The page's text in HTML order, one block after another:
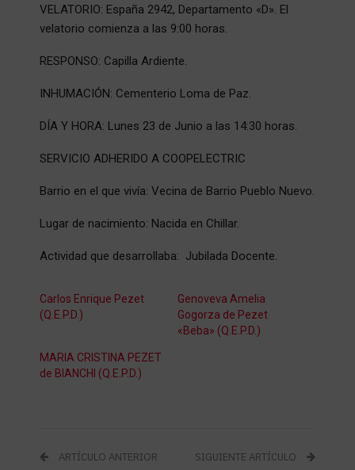
VELATORIO: España 2942, Departamento «D». El
velatorio comienza a las 9:00 horas.
RESPONSO: Capilla Ardiente.
INHUMACIÓN: Cementerio Loma de Paz.
DÍA Y HORA: Lunes 23 de Junio a las 14:30 horas.
SERVICIO ADHERIDO A COOPELECTRIC
Barrio en el que vivía: Vecina de Barrio Pueblo Nuevo.
Lugar de nacimiento: Nacida en Chillar.
Actividad que desarrollaba: Jubilada Docente.
Carlos Enrique Pezet
(Q.E.P.D.)
Genoveva Amelia
Gogorza de Pezet
«Beba» (Q.E.P.D.)
MARIA CRISTINA PEZET
de BIANCHI (Q.E.P.D.)
ARTÍCULO ANTERIOR SIGUIENTE ARTÍCULO